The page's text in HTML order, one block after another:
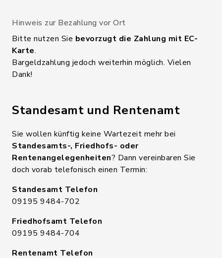
Hinweis zur Bezahlung vor Ort
Bitte nutzen Sie bevorzugt die Zahlung mit EC-
Karte.
Bargeldzahlung jedoch weiterhin möglich. Vielen
Dank!
Standesamt und Rentenamt
Sie wollen künftig keine Wartezeit mehr bei
Standesamts-, Friedhofs- oder
Rentenangelegenheiten? Dann vereinbaren Sie
doch vorab telefonisch einen Termin:
Standesamt Telefon
09195 9484-702
Friedhofsamt Telefon
09195 9484-704
Rentenamt Telefon